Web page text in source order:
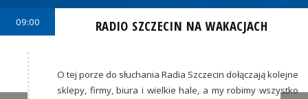
09:00 RADIO SZCZECIN NA WAKACJACH
O tej porze do słuchania Radia Szczecin dołączają kolejne
sklepy, firmy, biura i wielkie hale, a my robimy wszystko